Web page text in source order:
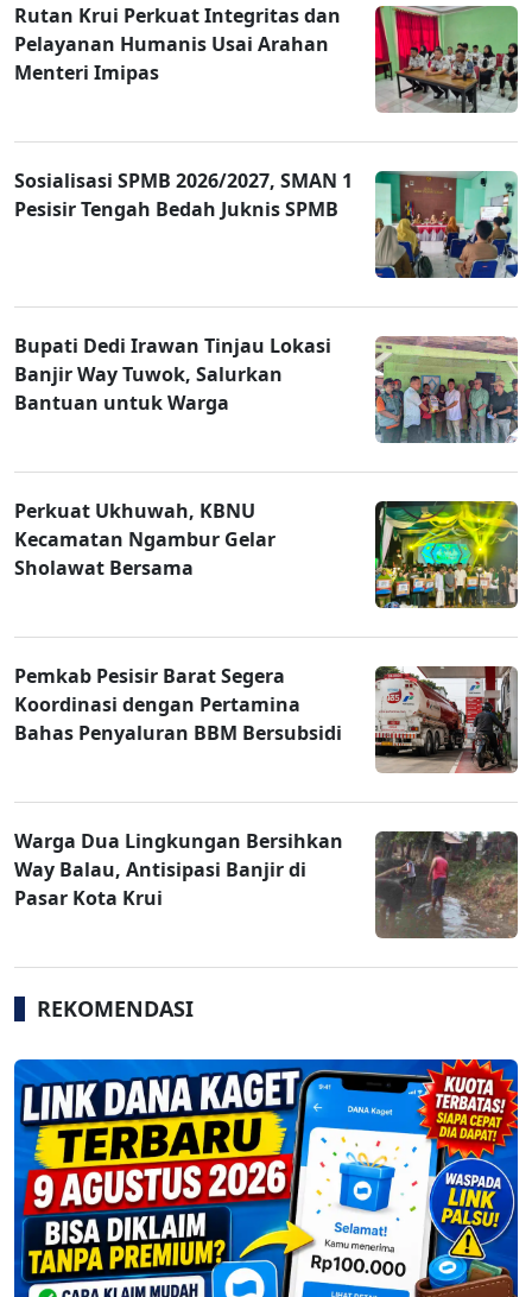
Rutan Krui Perkuat Integritas dan
Pelayanan Humanis Usai Arahan
Menteri Imipas
Sosialisasi SPMB 2026/2027, SMAN 1
Pesisir Tengah Bedah Juknis SPMB
Bupati Dedi Irawan Tinjau Lokasi
Banjir Way Tuwok, Salurkan
Bantuan untuk Warga
Perkuat Ukhuwah, KBNU
Kecamatan Ngambur Gelar
Sholawat Bersama
Pemkab Pesisir Barat Segera
Koordinasi dengan Pertamina
Bahas Penyaluran BBM Bersubsidi
Warga Dua Lingkungan Bersihkan
Way Balau, Antisipasi Banjir di
Pasar Kota Krui
REKOMENDASI